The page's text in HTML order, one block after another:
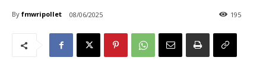
By fmwripollet 08/06/2025 195